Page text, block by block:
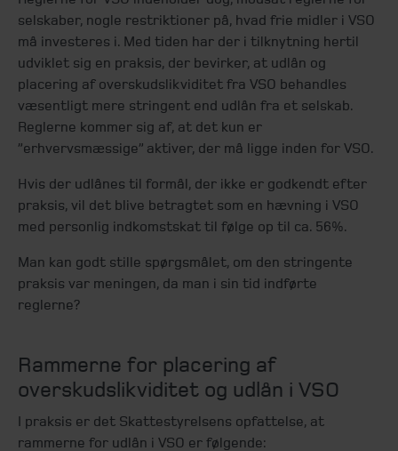
selskaber, nogle restriktioner på, hvad frie midler i VSO
må investeres i. Med tiden har der i tilknytning hertil
udviklet sig en praksis, der bevirker, at udlån og
placering af overskudslikviditet fra VSO behandles
væsentligt mere stringent end udlån fra et selskab.
Reglerne kommer sig af, at det kun er
”erhvervsmæssige” aktiver, der må ligge inden for VSO.
Hvis der udlånes til formål, der ikke er godkendt efter
praksis, vil det blive betragtet som en hævning i VSO
med personlig indkomstskat til følge op til ca. 56%.
Man kan godt stille spørgsmålet, om den stringente
praksis var meningen, da man i sin tid indførte
reglerne?
Rammerne for placering af
overskudslikviditet og udlån i VSO
I praksis er det Skattestyrelsens opfattelse, at
rammerne for udlån i VSO er følgende: